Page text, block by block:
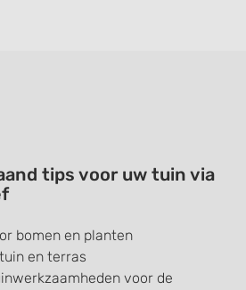
tips voor uw tuin via
bomen en planten
en terras
voor de